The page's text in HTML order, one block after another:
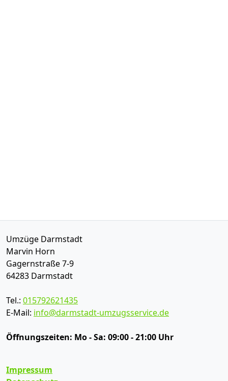
Umzüge Darmstadt
Marvin Horn
Gagernstraße 7-9
64283 Darmstadt
Tel.: 015792621435
E-Mail: info@darmstadt-umzugsservice.de
Öffnungszeiten: Mo - Sa: 09:00 - 21:00 Uhr
Impressum